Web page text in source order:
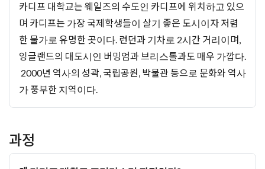
카디프 대학교는 웨일즈의 수도인 카디프에 위치하고 있으
며 카디프는 가장 국제학생들이 살기 좋은 도시이자 저렴
한 물가로 유명한 곳이다. 런던과 기차로 2시간 거리이며,
잉글랜드의 대도시인 버밍엄과 브리스톨과도 매우 가깝다.
2000년 역사의 성곽, 국립공원, 박물관 등으로 문화와 역사
가 풍부한 지역이다.
과정